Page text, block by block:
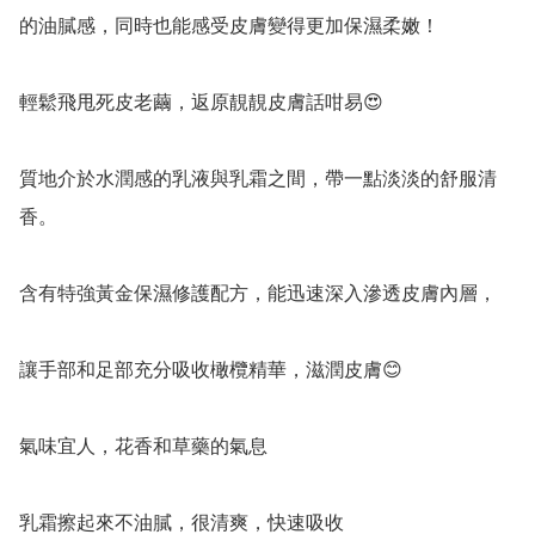
的油膩感，同時也能感受皮膚變得更加保濕柔嫩！
輕鬆飛甩死皮老繭，返原靚靚皮膚話咁易😍
質地介於水潤感的乳液與乳霜之間，帶一點淡淡的舒服清
香。
含有特強黃金保濕修護配方，能迅速深入滲透皮膚內層，
讓手部和足部充分吸收橄欖精華，滋潤皮膚😊
氣味宜人，花香和草藥的氣息
乳霜擦起來不油膩，很清爽，快速吸收